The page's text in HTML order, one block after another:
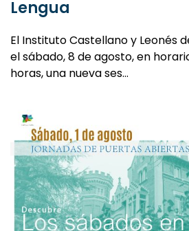
El Instituto Castellano y Leonés
el sábado, 8 de agosto, en
horas, una nueva ses…